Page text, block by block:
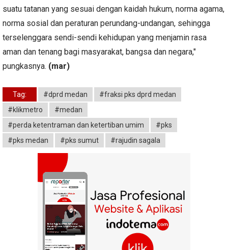
suatu tatanan yang sesuai dengan kaidah hukum, norma agama,
norma sosial dan peraturan perundang-undangan, sehingga
terselenggara sendi-sendi kehidupan yang menjamin rasa
aman dan tenang bagi masyarakat, bangsa dan negara,"
pungkasnya. (mar)
Tag: #dprd medan
#fraksi pks dprd medan
#klikmetro
#medan
#perda ketentraman dan ketertiban umim
#pks
#pks medan
#pks sumut #rajudin sagala